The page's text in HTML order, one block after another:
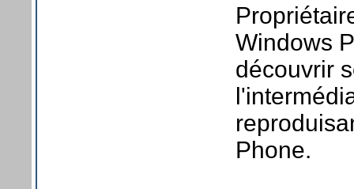
Windows
découvrir
Phone.